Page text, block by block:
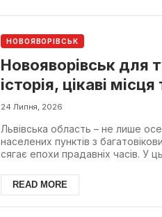
НОВОЯВОРІВСЬК
Новояворівськ для
історія, цікаві місця
відпочинок
24 Липня, 2026
Львівська область – не лише
населених пунктів з
сягає епохи прадавніх часів. У
READ MORE